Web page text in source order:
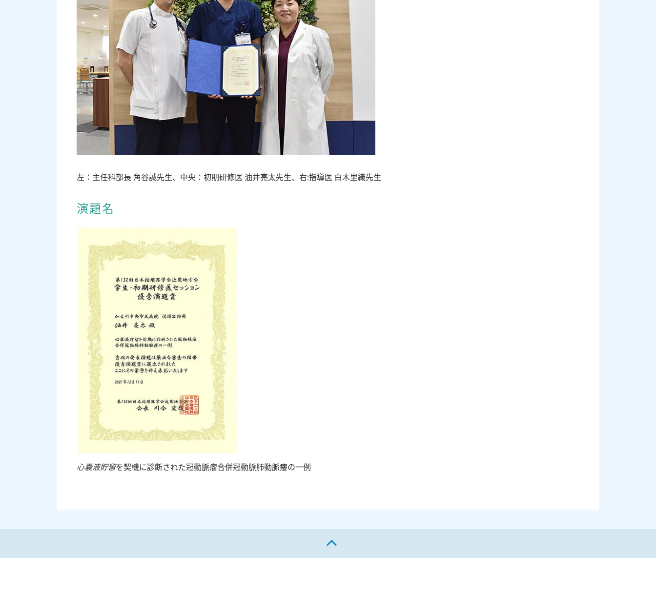
左：主任科部長 角谷誠先生、中央：初期研修医 油井亮太先生、右:指導医 白木里織先生
演題名
心嚢液貯留を契機に診断された冠動脈瘤合併冠動脈肺動脈瘻の一例